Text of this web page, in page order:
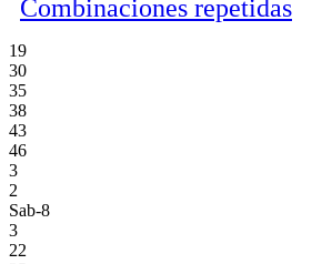
Combinaciones repetidas
19
30
35
38
43
46
3
2
Sab-8
3
22